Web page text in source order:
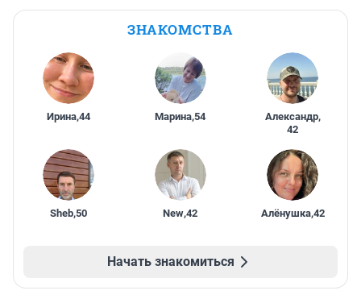
ЗНАКОМСТВА
Ирина,44 Марина,54 Александр,
42
Sheb,50 New,42 Алёнушка,42
Начать знакомиться